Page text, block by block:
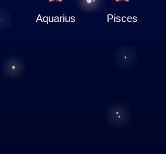
Aquarius Pisces